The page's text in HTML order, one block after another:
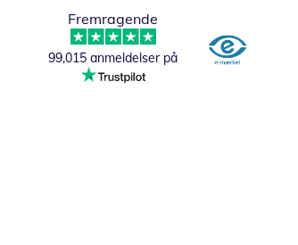
Fremragende
99,015 anmeldelser på